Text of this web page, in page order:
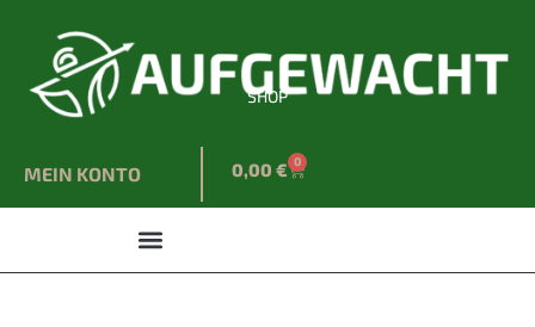
SHOP
MEIN KONTO 0,00 € 0